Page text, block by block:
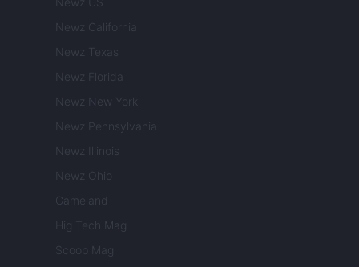
Newz California
Newz Texas
Newz Florida
Newz New York
Newz Pennsylvania
Newz Illinois
Newz Ohio
Gameland
Hig Tech Mag
Scoop Mag